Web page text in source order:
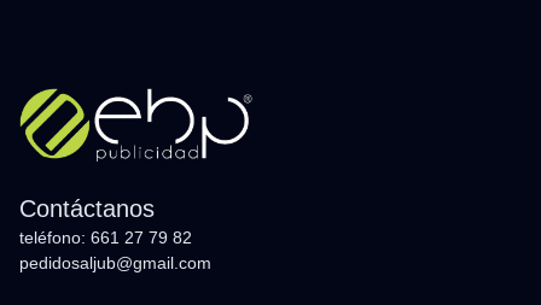
Contáctanos
teléfono: 661 27 79 82
pedidosaljub@gmail.com